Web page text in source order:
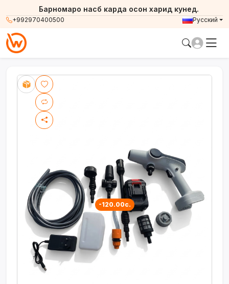
+992970400500
Барномаро насб карда осон харид кунед.
Русский
-120.00с.